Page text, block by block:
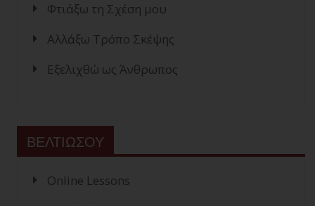
Φτιάξω τη Σχέση μου
Αλλάξω Τρόπο Σκέψης
Εξελιχθώ ως Άνθρωπος
ΒΕΛΤΙΩΣΟΥ
Online Lessons